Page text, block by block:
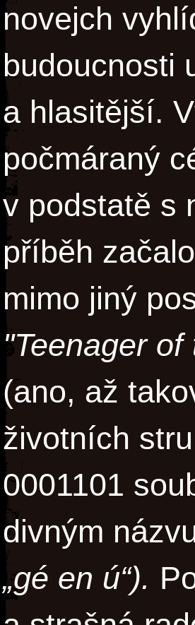
novejch
budoucnosti
a hlasitější.
počmáraný
v podstatě s
příběh
mimo jiný
"Teenager of
(ano, až
životních
0001101
divným
„gé en ú“).